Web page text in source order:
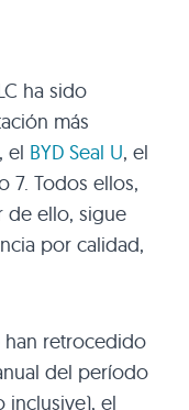
ha sido
más
, el BYD Seal U, el
7. Todos ellos,
de ello, sigue
por calidad,
han retrocedido
del período
el